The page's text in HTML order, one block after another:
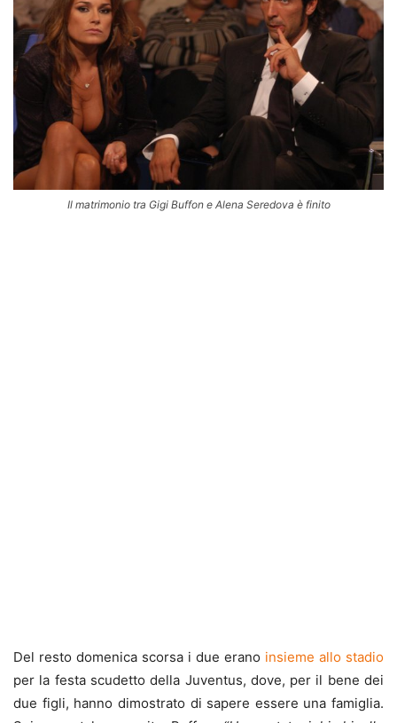
Il matrimonio tra Gigi Buffon e Alena Seredova è finito
Del resto domenica scorsa i due erano insieme allo stadio
per la festa scudetto della Juventus, dove, per il bene dei
due figli, hanno dimostrato di sapere essere una famiglia.